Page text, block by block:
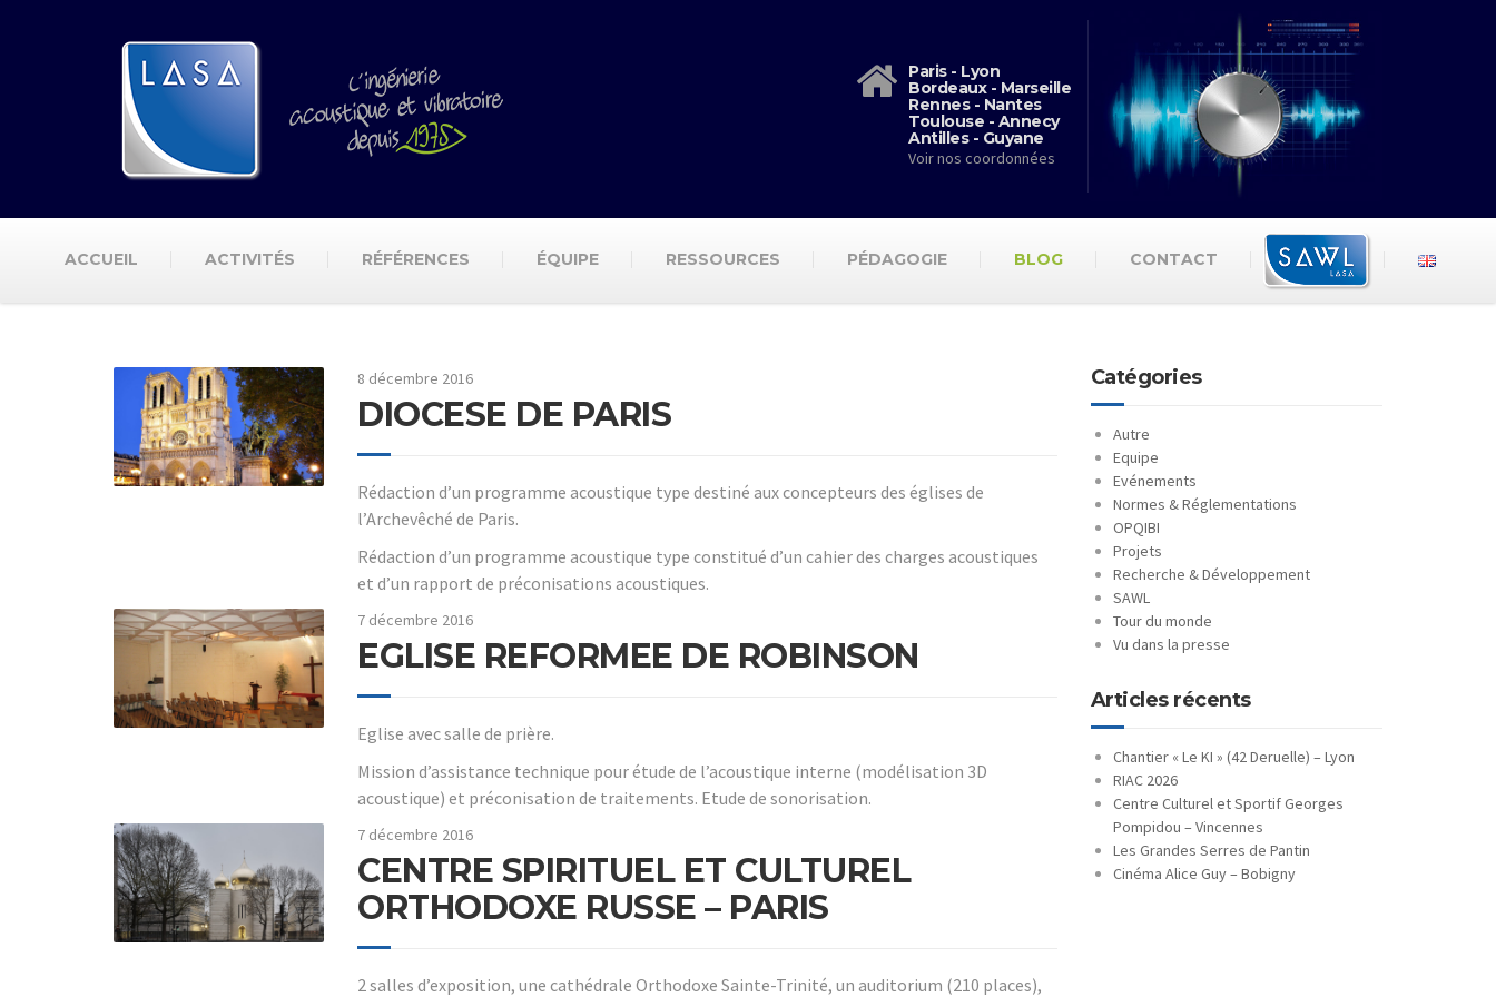
Paris - Lyon
Bordeaux - Marseille
Rennes - Nantes
Toulouse - Annecy
Antilles - Guyane
Voir nos coordonnées
ACCUEIL ACTIVITÉS RÉFÉRENCES ÉQUIPE RESSOURCES PÉDAGOGIE BLOG CONTACT
8 décembre 2016
DIOCESE DE PARIS
Rédaction d’un programme acoustique type destiné aux concepteurs des églises de
l’Archevêché de Paris.
Rédaction d’un programme acoustique type constitué d’un cahier des charges acoustiques
et d’un rapport de préconisations acoustiques.
7 décembre 2016
EGLISE REFORMEE DE ROBINSON
Eglise avec salle de prière.
Mission d’assistance technique pour étude de l’acoustique interne (modélisation 3D
acoustique) et préconisation de traitements. Etude de sonorisation.
7 décembre 2016
CENTRE SPIRITUEL ET CULTUREL
ORTHODOXE RUSSE – PARIS
2 salles d’exposition, une cathédrale Orthodoxe Sainte-Trinité, un auditorium (210 places),
Catégories
Autre
Equipe
Evénements
Normes & Réglementations
OPQIBI
Projets
Recherche & Développement
SAWL
Tour du monde
Vu dans la presse
Articles récents
Chantier « Le KI » (42 Deruelle) – Lyon
RIAC 2026
Centre Culturel et Sportif Georges
Pompidou – Vincennes
Les Grandes Serres de Pantin
Cinéma Alice Guy – Bobigny